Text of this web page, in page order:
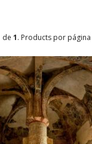
de 1. Products por página